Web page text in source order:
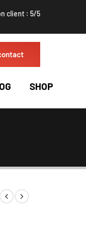
client : 5/5
SHOP